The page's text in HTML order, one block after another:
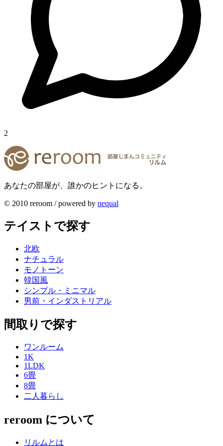
2
あなたの部屋が、誰かのヒントになる。
© 2010 reroom / powered by nequal
テイストで探す
北欧
ナチュラル
モノトーン
韓国風
シンプル・ミニマル
男前・インダストリアル
間取りで探す
ワンルーム
1K
1LDK
6畳
8畳
二人暮らし
reroom について
リルムとは